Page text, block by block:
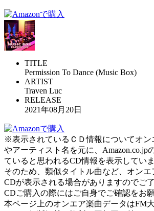
TITLE
Permission To Dance (Music Box)
ARTIST
Traven Luc
RELEASE
2021年08月20日
※表示されているＣＤ情報についてオン
やアーティスト名を元に、Amazon.co.jp
ていると思われるCD情報を表示していま
そのため、類似タイトル曲など、オン
CDが表示される場合がありますのでご
CDご購入の際にはご自身でご確認をお
本ページ上のオンエア楽曲データはFM